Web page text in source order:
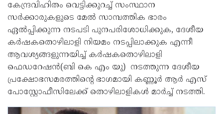
കേന്ദ്രവിഹിതം വെട്ടിക്കുറച്ച് സംസ്ഥാന
സർക്കാരുകളുടെ മേൽ സാമ്പത്തിക ഭാരം
ഏൽപ്പിക്കുന്ന നടപടി പുനപരിശോധിക്കുക, ദേശീയ
കർഷകതൊഴിലാളി നിയമം നടപ്പിലാക്കുക എന്നീ
ആവശ്യങ്ങളുന്നയിച്ച് കർഷകതൊഴിലാളി
ഫെഡറേഷൻ(ബി കെ എം യു) നടത്തുന്ന ദേശീയ
പ്രക്ഷോഭസമരത്തിന്റെ ഭാഗമായി കണ്ണൂർ ആർ എസ്
പോസ്റ്റോഫീസിലേക്ക് തൊഴിലാളികൾ മാർച്ച് നടത്തി.